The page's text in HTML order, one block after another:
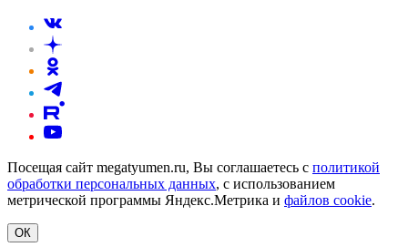
Посещая сайт megatyumen.ru, Вы соглашаетесь с политикой
обработки персональных данных, с использованием
метрической программы Яндекс.Метрика и файлов cookie.
ОК